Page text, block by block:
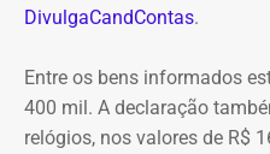
DivulgaCandContas.
Entre os bens informados
400 mil. A declaração
relógios, nos valores de R$